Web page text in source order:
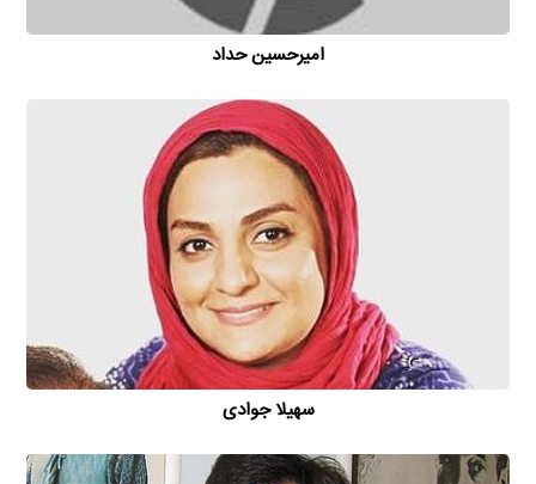
امیر‌حسین حداد
سهیلا جوادی